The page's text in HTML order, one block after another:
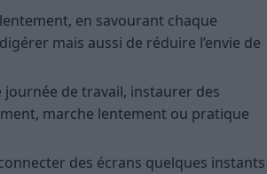
en savourant chaque
mais aussi de réduire l’envie de
journée de travail, instaurer des
marche lentement ou pratique
des écrans quelques instants